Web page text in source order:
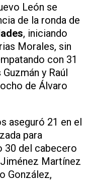
León se
de la ronda de
, iniciando
Morales, sin
con 31
y Raúl
de Álvaro
aseguró 21 en el
para
30 del cabecero
Martínez
González,